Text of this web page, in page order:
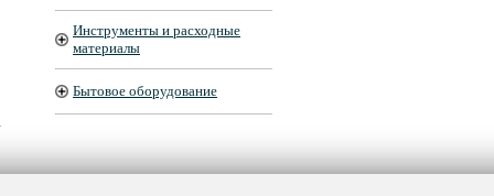
Инструменты и расходные
материалы
Бытовое оборудование